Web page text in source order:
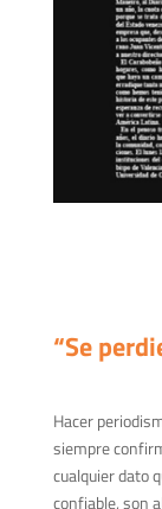
“Se
Hacer
siempre
cualquier dato
confiable, son